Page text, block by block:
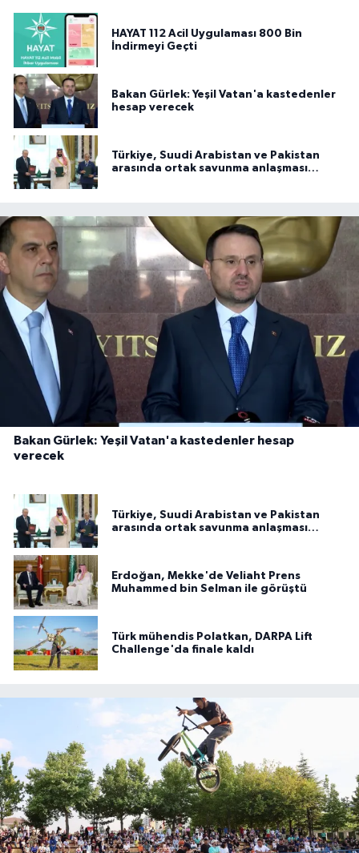
HAYAT 112 Acil Uygulaması 800 Bin
İndirmeyi Geçti
Bakan Gürlek: Yeşil Vatan'a kastedenler
hesap verecek
Türkiye, Suudi Arabistan ve Pakistan
arasında ortak savunma anlaşması
Bakan Gürlek: Yeşil Vatan'a kastedenler hesap
verecek
Türkiye, Suudi Arabistan ve Pakistan
arasında ortak savunma anlaşması
Erdoğan, Mekke'de Veliaht Prens
Muhammed bin Selman ile görüştü
Türk mühendis Polatkan, DARPA Lift
Challenge'da finale kaldı